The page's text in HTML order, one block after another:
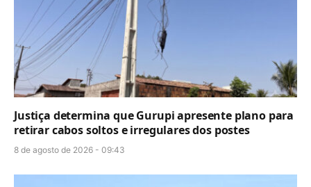
Justiça determina que Gurupi apresente plano para
retirar cabos soltos e irregulares dos postes
8 de agosto de 2026 - 09:43